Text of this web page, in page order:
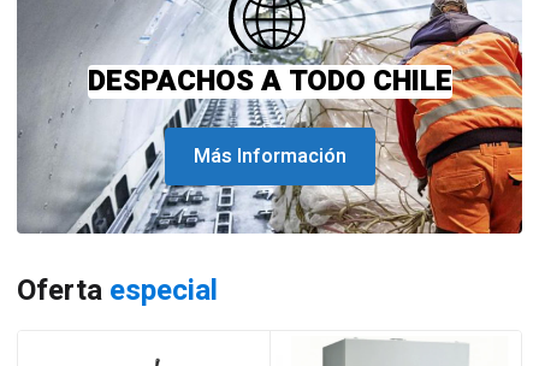
DESPACHOS A TODO CHILE
Más Información
Oferta especial